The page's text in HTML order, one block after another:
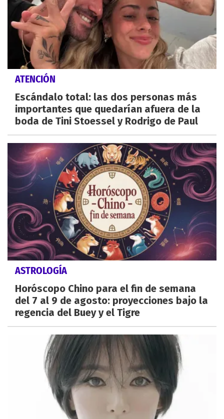
ATENCIÓN
Escándalo total: las dos personas más
importantes que quedarían afuera de la
boda de Tini Stoessel y Rodrigo de Paul
ASTROLOGÍA
Horóscopo Chino para el fin de semana
del 7 al 9 de agosto: proyecciones bajo la
regencia del Buey y el Tigre